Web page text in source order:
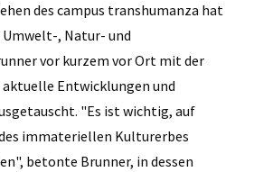
des campus transhumanza hat
, Natur- und
vor kurzem vor Ort mit der
aktuelle Entwicklungen und
"Es ist wichtig, auf
immateriellen Kulturerbes
betonte Brunner, in dessen